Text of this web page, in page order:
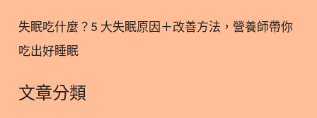
失眠吃什麼？5 大失眠原因＋改善方法，營養師帶你
吃出好睡眠
文章分類